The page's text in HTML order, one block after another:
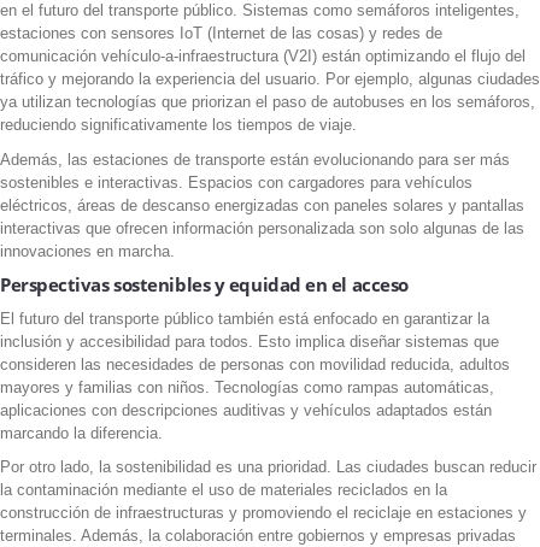
en el futuro del transporte público. Sistemas como semáforos inteligentes,
estaciones con sensores IoT (Internet de las cosas) y redes de
comunicación vehículo-a-infraestructura (V2I) están optimizando el flujo del
tráfico y mejorando la experiencia del usuario. Por ejemplo, algunas ciudades
ya utilizan tecnologías que priorizan el paso de autobuses en los semáforos,
reduciendo significativamente los tiempos de viaje.
Además, las estaciones de transporte están evolucionando para ser más
sostenibles e interactivas. Espacios con cargadores para vehículos
eléctricos, áreas de descanso energizadas con paneles solares y pantallas
interactivas que ofrecen información personalizada son solo algunas de las
innovaciones en marcha.
Perspectivas sostenibles y equidad en el acceso
El futuro del transporte público también está enfocado en garantizar la
inclusión y accesibilidad para todos. Esto implica diseñar sistemas que
consideren las necesidades de personas con movilidad reducida, adultos
mayores y familias con niños. Tecnologías como rampas automáticas,
aplicaciones con descripciones auditivas y vehículos adaptados están
marcando la diferencia.
Por otro lado, la sostenibilidad es una prioridad. Las ciudades buscan reducir
la contaminación mediante el uso de materiales reciclados en la
construcción de infraestructuras y promoviendo el reciclaje en estaciones y
terminales. Además, la colaboración entre gobiernos y empresas privadas